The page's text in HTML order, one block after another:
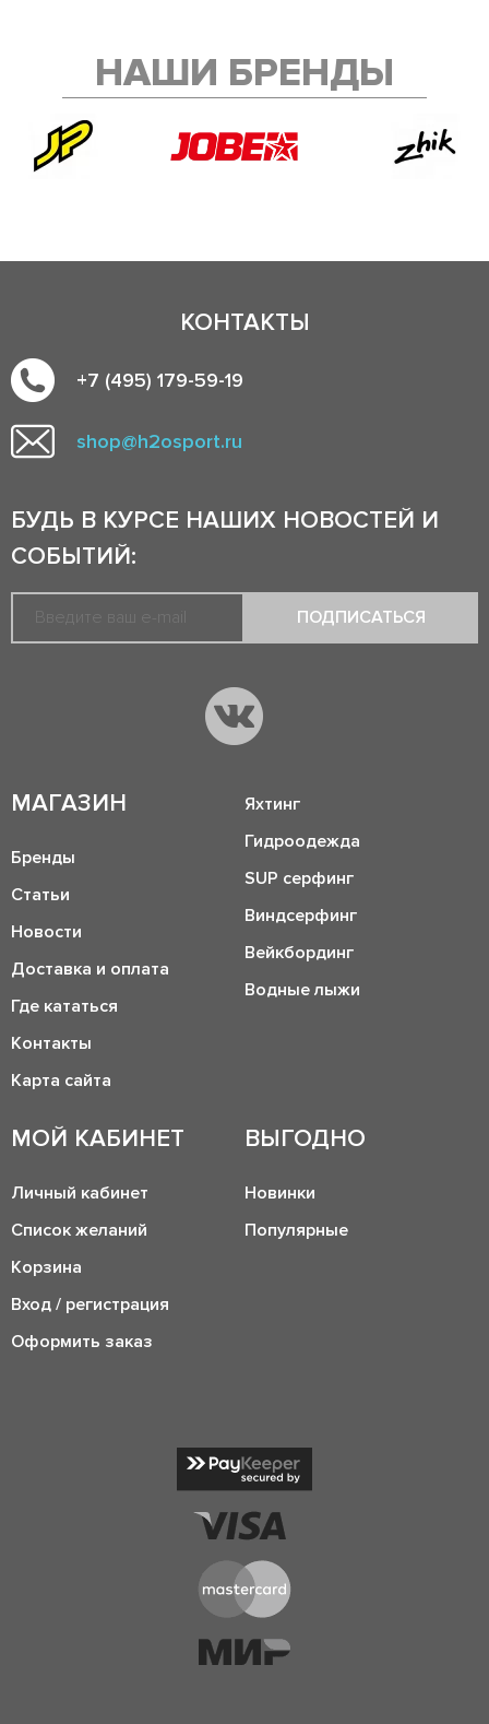
НАШИ БРЕНДЫ
КОНТАКТЫ
+7 (495) 179-59-19
shop@h2osport.ru
БУДЬ В КУРСЕ НАШИХ НОВОСТЕЙ И
СОБЫТИЙ:
ПОДПИСАТЬСЯ
МАГАЗИН
Бренды
Статьи
Новости
Доставка и оплата
Где кататься
Контакты
Карта сайта
Яхтинг
Гидроодежда
SUP серфинг
Виндсерфинг
Вейкбординг
Водные лыжи
МОЙ КАБИНЕТ
Личный кабинет
Список желаний
Корзина
Вход / регистрация
Оформить заказ
ВЫГОДНО
Новинки
Популярные